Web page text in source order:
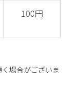
100円
場合がございま